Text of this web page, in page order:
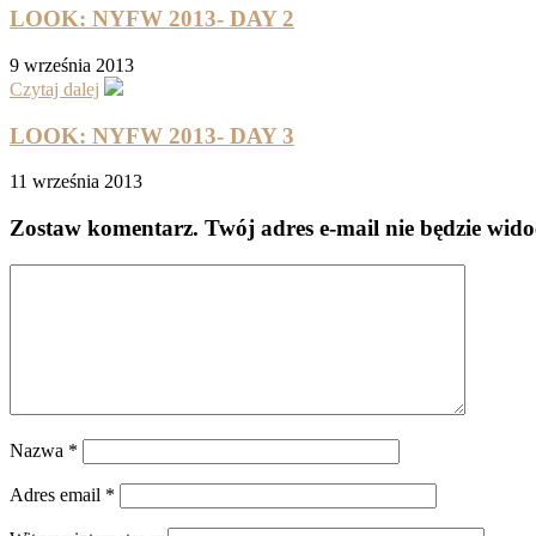
LOOK: NYFW 2013- DAY 2
9 września 2013
Czytaj dalej
LOOK: NYFW 2013- DAY 3
11 września 2013
Zostaw komentarz. Twój adres e-mail nie będzie
Nazwa *
Adres email *